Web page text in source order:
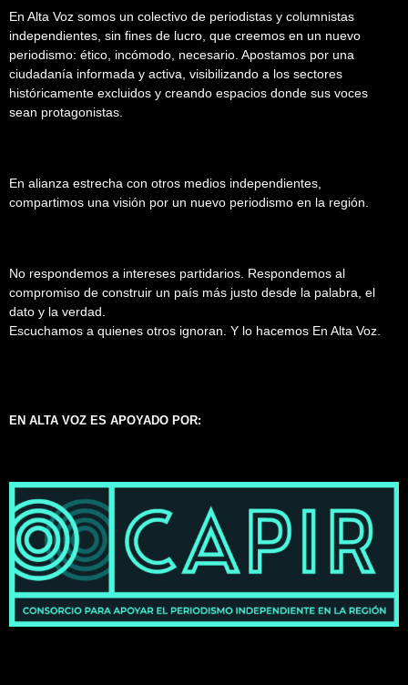
En Alta Voz somos un colectivo de periodistas y columnistas
independientes, sin fines de lucro, que creemos en un nuevo
periodismo: ético, incómodo, necesario. Apostamos por una
ciudadanía informada y activa, visibilizando a los sectores
históricamente excluidos y creando espacios donde sus voces
sean protagonistas.
En alianza estrecha con otros medios independientes,
compartimos una visión por un nuevo periodismo en la región.
No respondemos a intereses partidarios. Respondemos al
compromiso de construir un país más justo desde la palabra, el
dato y la verdad.
Escuchamos a quienes otros ignoran. Y lo hacemos En Alta Voz.
EN ALTA VOZ ES APOYADO POR: